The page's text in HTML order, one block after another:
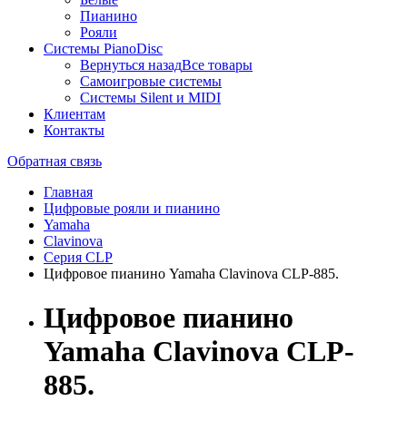
Пианино
Рояли
Системы PianoDisc
Вернуться назадВсе товары
Самоигровые системы
Системы Silent и MIDI
Клиентам
Контакты
Обратная связь
Главная
Цифровые рояли и пианино
Yamaha
Clavinova
Серия CLP
Цифровое пианино Yamaha Clavinova CLP-885.
Цифровое пианино
Yamaha Clavinova CLP-
885.